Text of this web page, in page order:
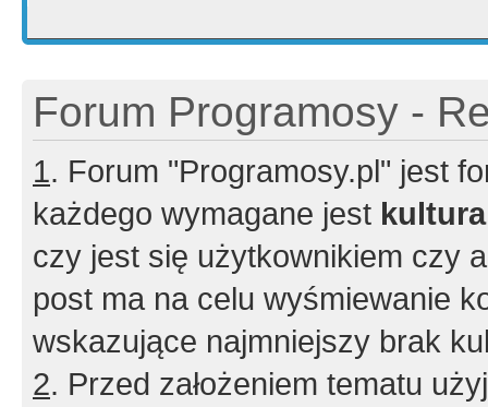
Forum Programosy -
1. Forum "Programosy.pl" jest
każdego wymagane jest
czy jest się użytkownikiem czy
post ma na celu wyśmiewanie
wskazujące najmniejszy brak
2. Przed założeniem tematu